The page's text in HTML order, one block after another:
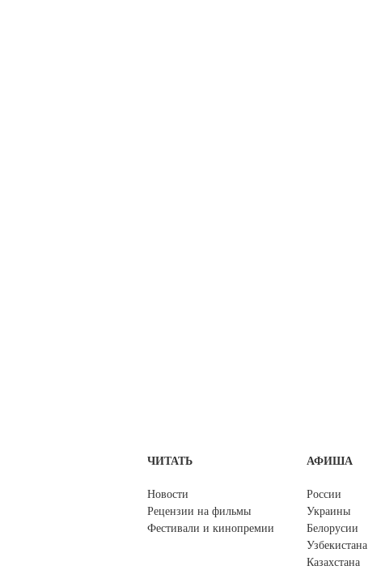
ЧИТАТЬ
Новости
Рецензии на фильмы
Фестивали и кинопремии
АФИША
России
Украины
Белорусии
Узбекистана
Казахстана